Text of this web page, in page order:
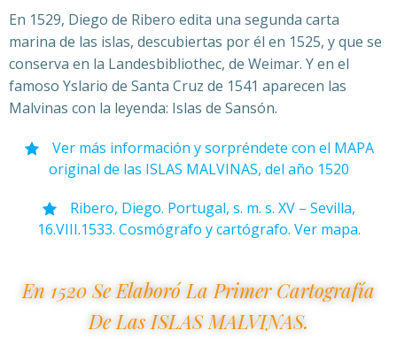
En 1529, Diego de Ribero edita una segunda carta
marina de las islas, descubiertas por él en 1525, y que se
conserva en la Landesbibliothec, de Weimar. Y en el
famoso Yslario de Santa Cruz de 1541 aparecen las
Malvinas con la leyenda: Islas de Sansón.
Ver más información y sorpréndete con el MAPA
original de las ISLAS MALVINAS, del año 1520
Ribero, Diego. Portugal, s. m. s. XV – Sevilla,
16.VIII.1533. Cosmógrafo y cartógrafo. Ver mapa.
En 1520 Se Elaboró La Primer Cartografía
De Las ISLAS MALVINAS.